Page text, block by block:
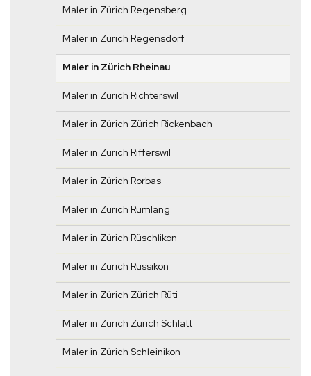
Maler in Zürich Regensberg
Maler in Zürich Regensdorf
Maler in Zürich Rheinau
Maler in Zürich Richterswil
Maler in Zürich Zürich Rickenbach
Maler in Zürich Rifferswil
Maler in Zürich Rorbas
Maler in Zürich Rümlang
Maler in Zürich Rüschlikon
Maler in Zürich Russikon
Maler in Zürich Zürich Rüti
Maler in Zürich Zürich Schlatt
Maler in Zürich Schleinikon